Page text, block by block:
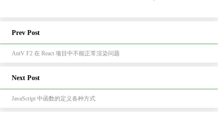
Prev Post
AntV F2 在 React 项目中不能正常渲染问题
Next Post
JavaScript 中函数的定义各种方式